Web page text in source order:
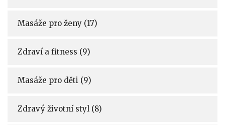
Masáže pro ženy (17)
Zdraví a fitness (9)
Masáže pro děti (9)
Zdravý životní styl (8)